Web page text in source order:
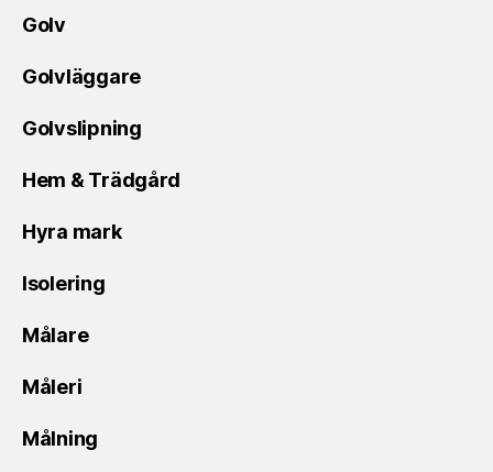
Golv
Golvläggare
Golvslipning
Hem & Trädgård
Hyra mark
Isolering
Målare
Måleri
Målning